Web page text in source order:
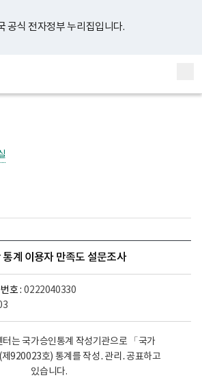
공식 전자정부 누리집입니다.
검
계 이용자 만족도 설문조사
호 : 0222040330
는 국가승인통계 작성기관으로 「국가
920023호) 통계를 작성․관리․공표하고
있습니다.